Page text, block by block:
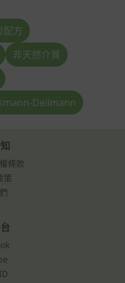
配方
非天然介質
Deilmann
條款
策